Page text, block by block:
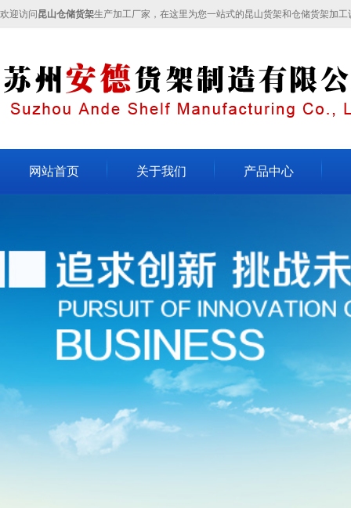
欢迎访问 昆山仓储货架生产加工厂家，在这里为您一站式的昆山货架和仓储货架加工
网站首页 关于我们
人才招聘
联系我们
产品中心
模具架
流水线
重型货架
悬臂式货架
展示架
中型货架
昆山